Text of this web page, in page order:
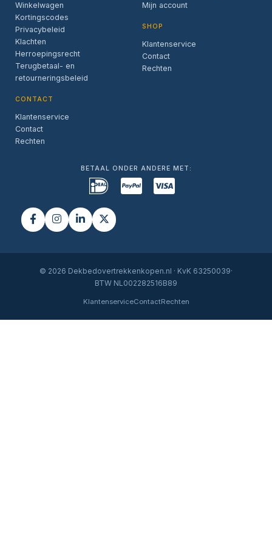
Winkelwagen
Kortingscodes
Privacybeleid
Klachten
Herroepingsrecht
Terugbetaal- en
retourneringsbeleid
CONTACT
Klantenservice
Contact
Rechten
Mijn account
SHOP
Klantenservice
Contact
Rechten
BETAAL ONDER ANDERE MET:
© 2026 Dekbedovertrekkenkopen.nl · KvK 63250039·
BTW NL002282516B89
KlantenserviceContactRechten